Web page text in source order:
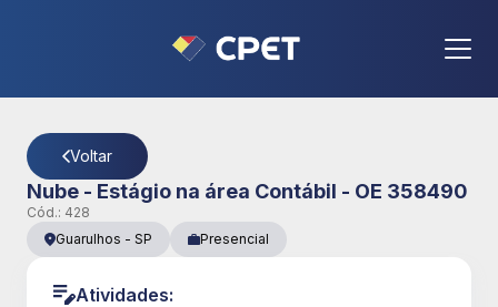
Voltar
Nube - Estágio na área Contábil - OE 358490
Cód.: 428
Guarulhos - SP Presencial
Atividades: